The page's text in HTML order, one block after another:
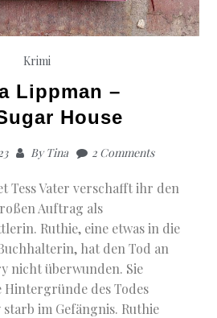
Krimi
Lippman –
House
ByTina 2 Comments
Tess Vater verschafft ihr den
Auftrag als
Ruthie, eine etwas in die
hat den Tod an
nicht überwunden. Sie
Hintergründe des Todes
im Gefängnis. Ruthie